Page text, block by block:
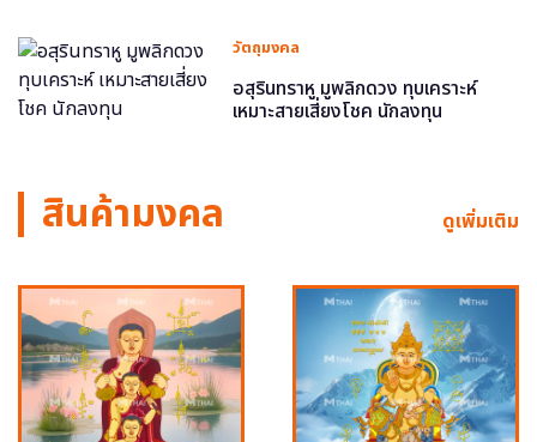
วัตถุมงคล
อสุรินทราหู มูพลิกดวง ทุบเคราะห์
เหมาะสายเสี่ยงโชค นักลงทุน
สินค้ามงคล ดูเพิ่มเติม